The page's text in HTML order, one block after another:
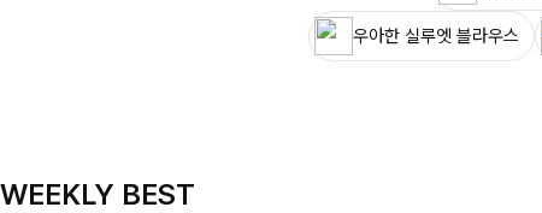
우아한 실루엣 블라우스
WEEKLY BEST